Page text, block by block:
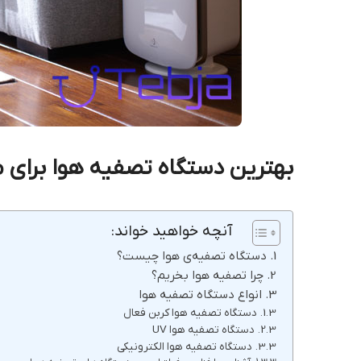
بهترین دستگاه تصفیه هوا برای
آنچه خواهید خواند:
دستگاه تصفیه‌ی هوا چیست؟
چرا تصفیه هوا بخریم؟
انواع دستگاه تصفیه هوا
دستگاه تصفیه هوا کربن فعال
دستگاه تصفیه هوا UV
دستگاه تصفیه هوا الکترونیکی